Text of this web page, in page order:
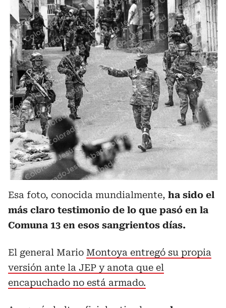
Esa foto, conocida mundialmente, ha sido el
más claro testimonio de lo que pasó en la
Comuna 13 en esos sangrientos días.
El general Mario Montoya entregó su propia
versión ante la JEP y anota que el
encapuchado no está armado.